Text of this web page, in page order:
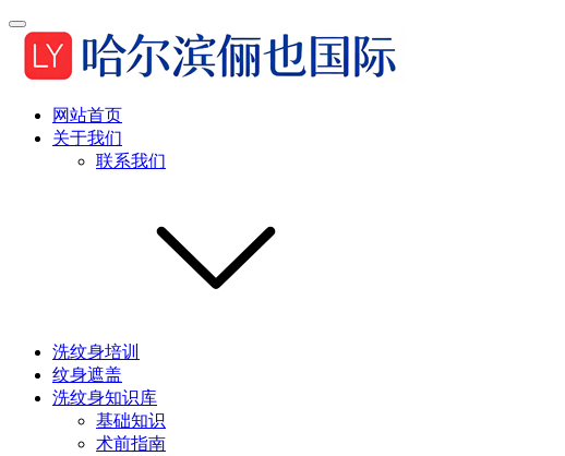
网站首页
关于我们
联系我们
洗纹身培训
纹身遮盖
洗纹身知识库
基础知识
术前指南